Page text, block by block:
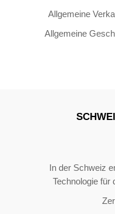
Allgemeine
Allgemeine
In der Schweiz
Technologie für